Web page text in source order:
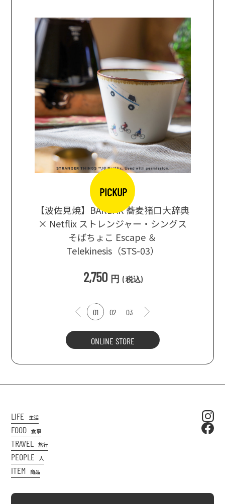
PICKUP
【波佐見焼】BARBAR 蕎麦猪口大辞典
× Netflix ストレンジャー・シングス
そばちょこ Escape ＆
Telekinesis（STS-03）
2,750 円 (税込)
01 02 03
ONLINE STORE
LIFE 生活
FOOD 食事
TRAVEL 旅行
PEOPLE 人
ITEM 商品